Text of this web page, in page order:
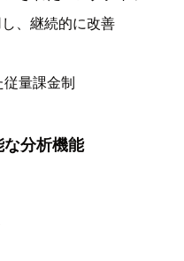
、継続的に改善
量課金制
分析機能